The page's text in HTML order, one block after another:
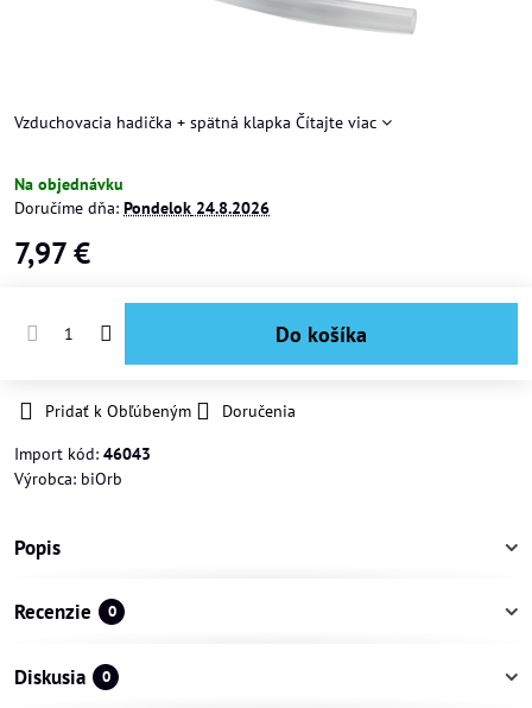
Vzduchovacia hadička + spätná klapka Čítajte viac
Na objednávku
Doručíme dňa: Pondelok 24.8.2026
7,97 €
Do košíka
Pridať k Obľúbeným
Doručenia
Import kód: 46043
Výrobca: biOrb
Popis
Recenzie 0
Diskusia 0